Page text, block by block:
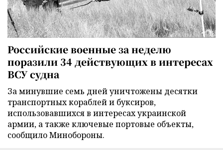
Российские военные за неделю
поразили 34 действующих в интересах
ВСУ судна
За минувшие семь дней уничтожены десятки
транспортных кораблей и буксиров,
использовавшихся в интересах украинской
армии, а также ключевые портовые объекты,
сообщило Минобороны.